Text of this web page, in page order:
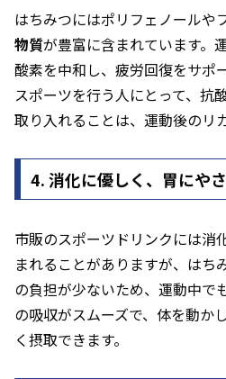
はちみつにはポリフェノールや
物質が豊富に含まれています。
酸素を中和し、疲労回復をサポ
スポーツを行う人にとって、抗
取り入れることは、運動後のリ
4. 消化に優しく、胃にや
市販のスポーツドリンクには消
まれることがありますが、はち
の負担が少ないため、運動中で
の吸収がスムーズで、体を動か
く摂取できます。